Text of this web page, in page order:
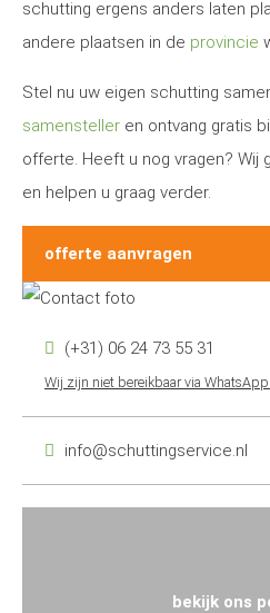
schutting ergens anders laten
andere plaatsen in de provincie
Stel nu uw eigen schutting
samensteller en ontvang gratis
offerte. Heeft u nog vragen? Wij
en helpen u graag verder.
offerte aanvragen
(+31) 06 24 73 55 31
Wij zijn niet bereikbaar via WhatsApp!
info@schuttingservice.nl
bekijk ons